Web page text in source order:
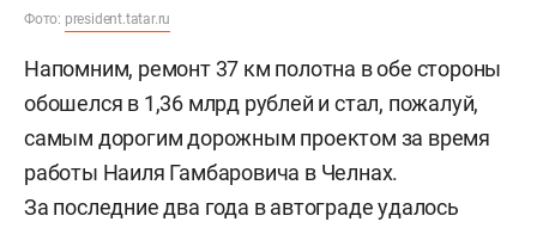
Фото: president.tatar.ru
Напомним, ремонт 37 км полотна в обе стороны
обошелся в 1,36 млрд рублей и стал, пожалуй,
самым дорогим дорожным проектом за время
работы Наиля Гамбаровича в Челнах.
За последние два года в автограде удалось